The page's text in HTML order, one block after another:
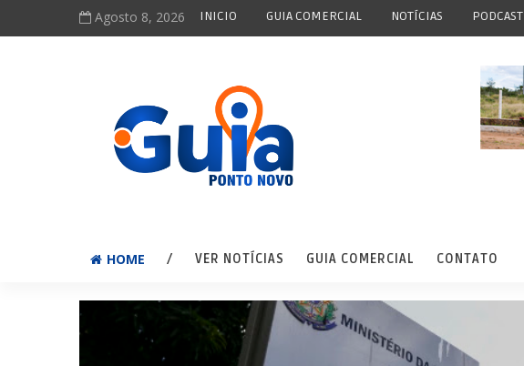
Agosto 8, 2026 INICIO GUIA COMERCIAL NOTÍCIAS PODCAST
HOME / VER NOTÍCIAS GUIA COMERCIAL CONTATO